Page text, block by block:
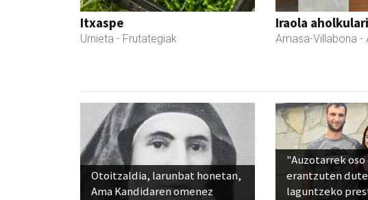
Itxaspe
Urnieta - Frutategiak
Iraola
Amasa-Villabona -
Otoitzaldia, larunbat honetan,
Ama Kandidaren omenez
"Auzotarrek
erantzuten
laguntzeko